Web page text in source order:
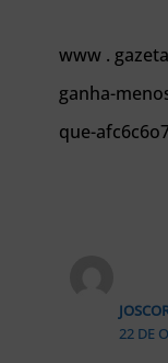
www .
ganha-
que-
22 DE